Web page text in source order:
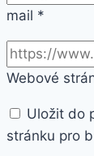
mail *
Webové
Uložit do
stránku pro